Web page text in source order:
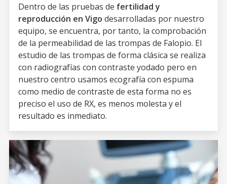
Dentro de las pruebas de fertilidad y
reproducción en Vigo desarrolladas por nuestro
equipo, se encuentra, por tanto, la comprobación
de la permeabilidad de las trompas de Falopio. El
estudio de las trompas de forma clásica se realiza
con radiografías con contraste yodado pero en
nuestro centro usamos ecografía con espuma
como medio de contraste de esta forma no es
preciso el uso de RX, es menos molesta y el
resultado es inmediato.